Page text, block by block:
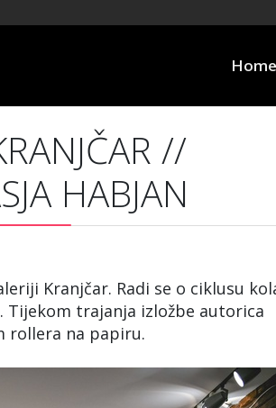
Home
//
HABJAN
Kranjčar. Radi se o ciklusu
Tijekom trajanja izložbe autorica
rollera na papiru.